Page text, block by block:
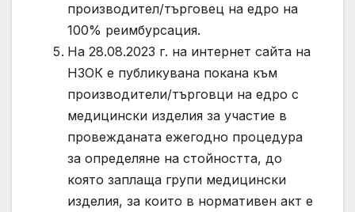
производител/търговец на едро на
100% реимбурсация.
На 28.08.2023 г. на интернет сайта на
НЗОК е публикувана покана към
производители/търговци на едро с
медицински изделия за участие в
провежданата ежегодно процедура
за определяне на стойността, до
която заплаща групи медицински
изделия, за които в нормативен акт е